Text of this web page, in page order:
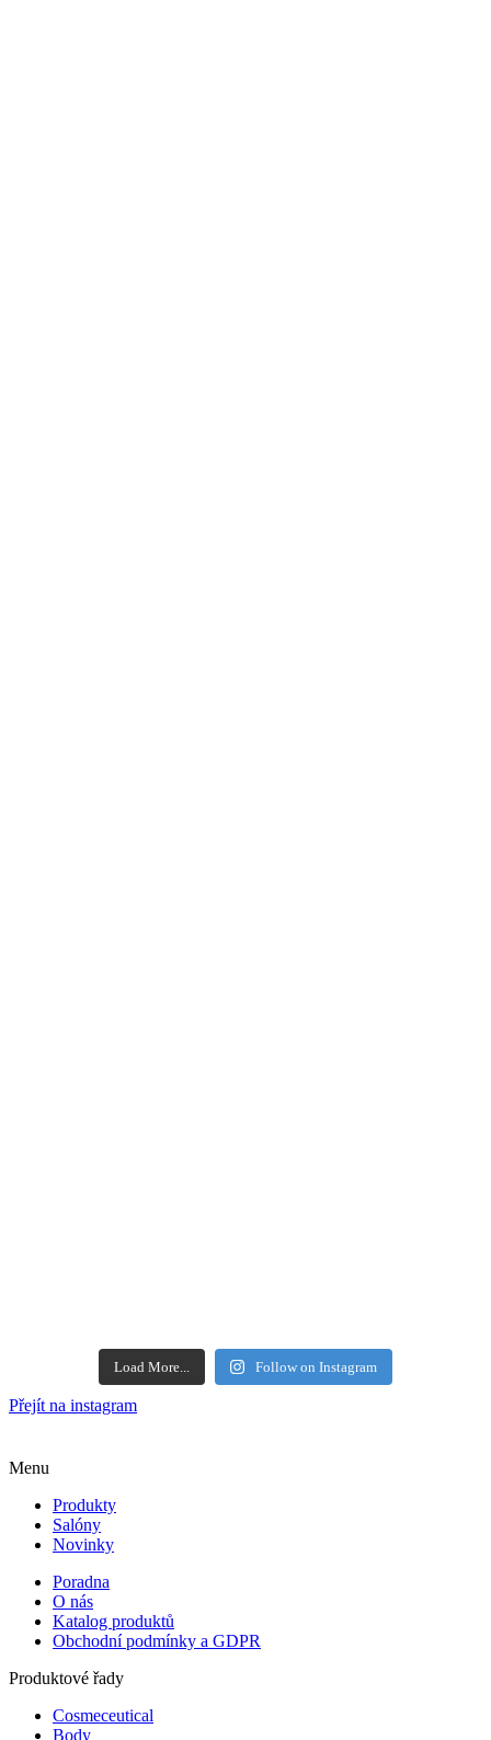
Load More... Follow on Instagram
Přejít na instagram
Menu
Produkty
Salóny
Novinky
Poradna
O nás
Katalog produktů
Obchodní podmínky a GDPR
Produktové řady
Cosmeceutical
Body